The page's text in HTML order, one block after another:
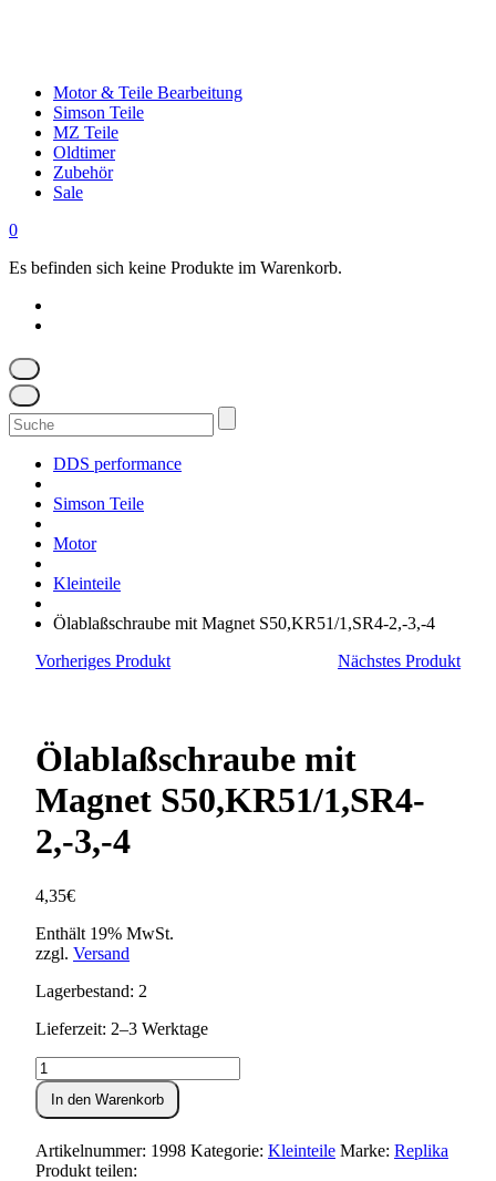
Motor & Teile Bearbeitung
Simson Teile
MZ Teile
Oldtimer
Zubehör
Sale
0
Es befinden sich keine Produkte im Warenkorb.
Suchen
nach:
DDS performance
Simson Teile
Motor
Kleinteile
Ölablaßschraube mit Magnet S50,KR51/1,SR4-2,-3,-4
Vorheriges Produkt
Nächstes Produkt
Ölablaßschraube mit
Magnet S50,KR51/1,SR4-
2,-3,-4
4,35€
Enthält 19% MwSt.
zzgl. Versand
Lagerbestand: 2
Lieferzeit: 2–3 Werktage
Ölablaßschraube
mit
Magnet
S50,KR51/1,SR4-
2,-3,-4
Menge
In den Warenkorb
Artikelnummer: 1998 Kategorie: Kleinteile Marke: Replika
Produkt teilen: